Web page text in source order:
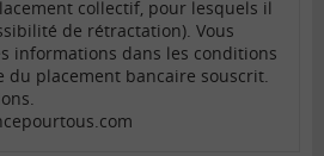
collectif, pour lesquels il
de rétractation). Vous
informations dans les conditions
du placement bancaire souscrit.